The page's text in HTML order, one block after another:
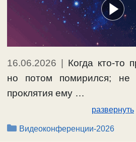
16.06.2026
Когда кто-то
но потом помирился; не
проклятия ему …
развернуть
Рубрики
Видеоконференции-2026